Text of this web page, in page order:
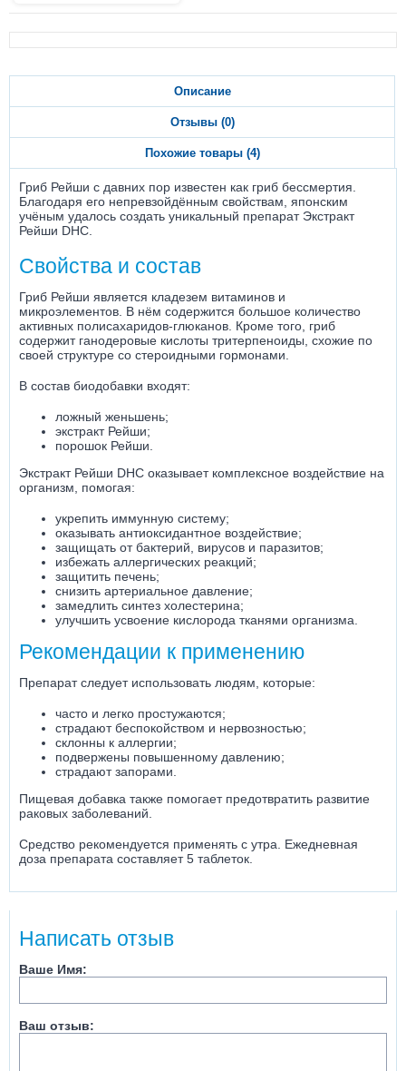
Описание
Отзывы (0)
Похожие товары (4)
Гриб Рейши с давних пор известен как гриб бессмертия.
Благодаря его непревзойдённым свойствам, японским
учёным удалось создать уникальный препарат Экстракт
Рейши DHC.
Свойства и состав
Гриб Рейши является кладезем витаминов и
микроэлементов. В нём содержится большое количество
активных полисахаридов-глюканов. Кроме того, гриб
содержит ганодеровые кислоты тритерпеноиды, схожие по
своей структуре со стероидными гормонами.
В состав биодобавки входят:
ложный женьшень;
экстракт Рейши;
порошок Рейши.
Экстракт Рейши DHC оказывает комплексное воздействие на
организм, помогая:
укрепить иммунную систему;
оказывать антиоксидантное воздействие;
защищать от бактерий, вирусов и паразитов;
избежать аллергических реакций;
защитить печень;
снизить артериальное давление;
замедлить синтез холестерина;
улучшить усвоение кислорода тканями организма.
Рекомендации к применению
Препарат следует использовать людям, которые:
часто и легко простужаются;
страдают беспокойством и нервозностью;
склонны к аллергии;
подвержены повышенному давлению;
страдают запорами.
Пищевая добавка также помогает предотвратить развитие
раковых заболеваний.
Средство рекомендуется применять с утра. Ежедневная
доза препарата составляет 5 таблеток.
Написать отзыв
Ваше Имя:
Ваш отзыв: